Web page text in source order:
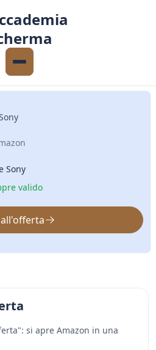
Sony
valido
si apre Amazon in una